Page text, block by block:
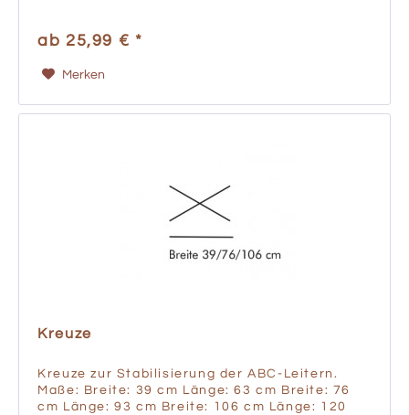
ab 25,99 € *
Merken
Kreuze
Kreuze zur Stabilisierung der ABC-Leitern.
Maße: Breite: 39 cm Länge: 63 cm Breite: 76
cm Länge: 93 cm Breite: 106 cm Länge: 120